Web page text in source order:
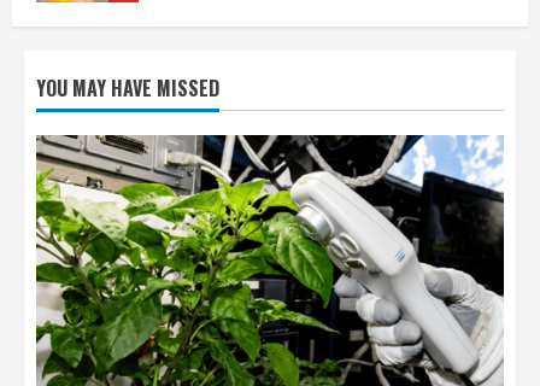
2
tranh với Anthropic và OpenAI
7 Tháng 8 2026, 08:18
3
Rocket Lab phóng vệ tinh quan sát của
Nhật Bản sau 5 tuần trì hoãn
7 Tháng 8 2026, 08:07
4
OpenAI sắp bỏ giới hạn nhắn tin đối với
người dùng ChatGPT miễn phí
7 Tháng 8 2026, 07:55
YOU MAY HAVE MISSED